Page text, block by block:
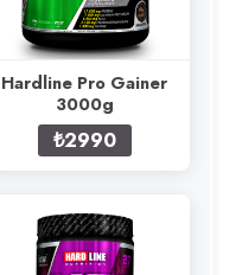
Hardline Pro Gainer
3000g
₺2990